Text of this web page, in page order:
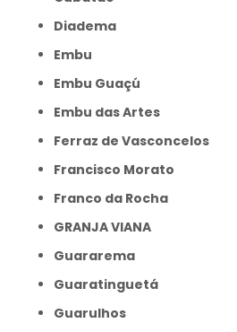
Diadema
Embu
Embu Guaçú
Embu das Artes
Ferraz de Vasconcelos
Francisco Morato
Franco da Rocha
GRANJA VIANA
Guararema
Guaratinguetá
Guarulhos